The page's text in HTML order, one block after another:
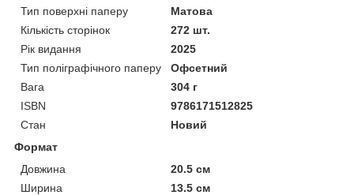
Тип поверхні паперу
Матова
Кількість сторінок
272 шт.
Рік видання
2025
Тип поліграфічного паперу
Офсетний
Вага
304 г
ISBN
9786171512825
Стан
Новий
Формат
Довжина
20.5 см
Ширина
13.5 см